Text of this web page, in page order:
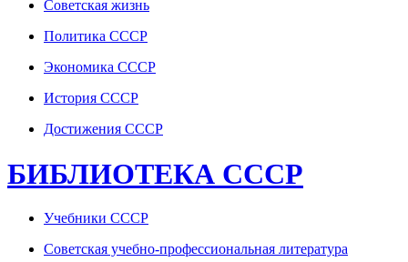
Советская жизнь
Политика СССР
Экономика СССР
История СССР
Достижения СССР
БИБЛИОТЕКА СССР
Учебники СССР
Советская учебно-профессиональная литература